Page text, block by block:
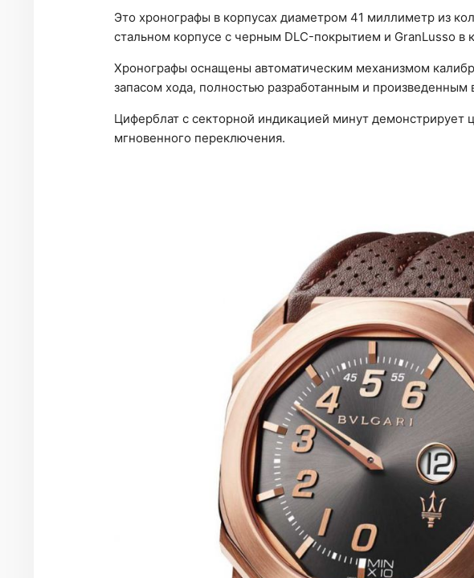
Это хронографы в корпусах диаметром 41 миллиметр из
стальном корпусе с черным DLC-покрытием и GranLusso в
Хронографы оснащены автоматическим механизмом
запасом хода, полностью разработанным и произведенным
Циферблат с секторной индикацией минут демонстрирует
мгновенного переключения.